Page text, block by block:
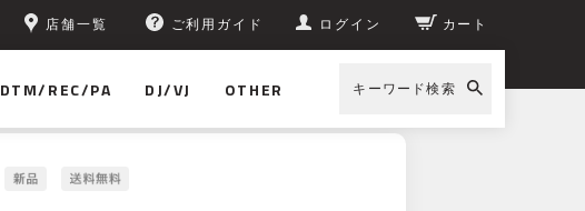
店舗一覧 ご利用ガイド ログイン カート
DTM/REC/PA DJ/VJ OTHER キーワード検索